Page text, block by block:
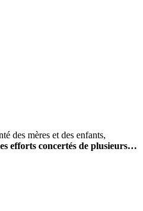
des mères et des enfants,
efforts concertés de plusieurs…